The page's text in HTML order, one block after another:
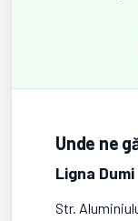
Unde ne
Ligna
Str.